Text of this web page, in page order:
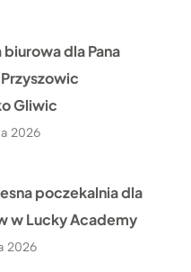
dla Pana
Przyszowic
Gliwic
2026
poczekalnia dla
w Lucky Academy
2026